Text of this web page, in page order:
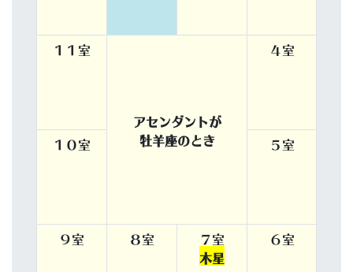
１１室
アセンダントが
牡羊座のとき
４室
１０室 ５室
９室 ８室
７室
木星
６室